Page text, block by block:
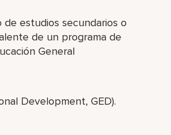
de estudios secundarios o
de un programa de
General
Development, GED).